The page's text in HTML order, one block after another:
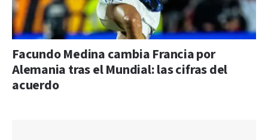
Facundo Medina cambia Francia por
Alemania tras el Mundial: las cifras del
acuerdo